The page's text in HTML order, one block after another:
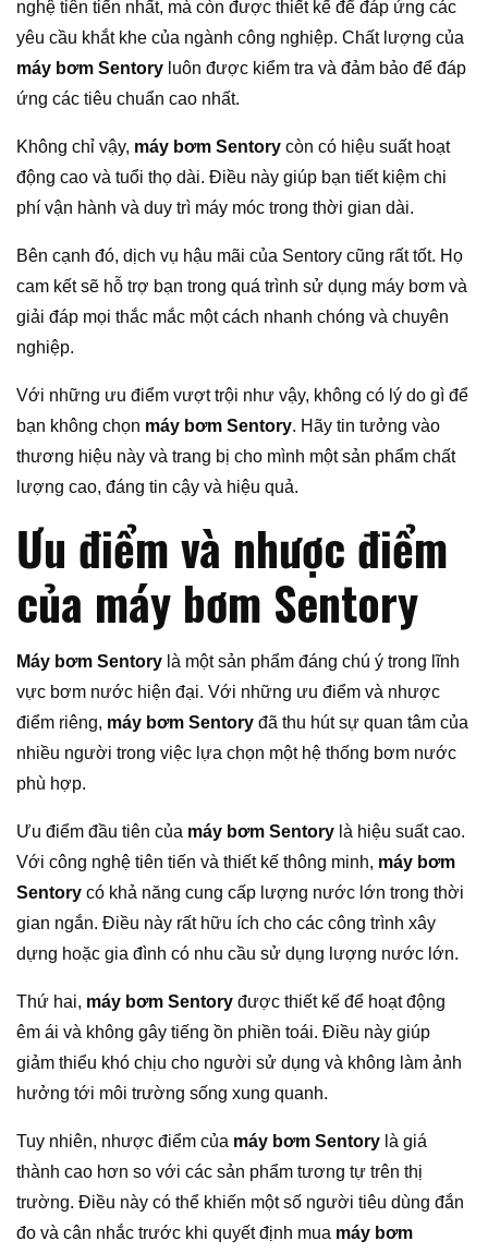
nghệ tiên tiến nhất, mà còn được thiết kế để đáp ứng các
yêu cầu khắt khe của ngành công nghiệp. Chất lượng của
máy bơm Sentory luôn được kiểm tra và đảm bảo để đáp
ứng các tiêu chuẩn cao nhất.
Không chỉ vậy, máy bơm Sentory còn có hiệu suất hoạt
động cao và tuổi thọ dài. Điều này giúp bạn tiết kiệm chi
phí vận hành và duy trì máy móc trong thời gian dài.
Bên cạnh đó, dịch vụ hậu mãi của Sentory cũng rất tốt. Họ
cam kết sẽ hỗ trợ bạn trong quá trình sử dụng máy bơm và
giải đáp mọi thắc mắc một cách nhanh chóng và chuyên
nghiệp.
Với những ưu điểm vượt trội như vậy, không có lý do gì để
bạn không chọn máy bơm Sentory. Hãy tin tưởng vào
thương hiệu này và trang bị cho mình một sản phẩm chất
lượng cao, đáng tin cậy và hiệu quả.
Ưu điểm và nhược điểm
của máy bơm Sentory
Máy bơm Sentory là một sản phẩm đáng chú ý trong lĩnh
vực bơm nước hiện đại. Với những ưu điểm và nhược
điểm riêng, máy bơm Sentory đã thu hút sự quan tâm của
nhiều người trong việc lựa chọn một hệ thống bơm nước
phù hợp.
Ưu điểm đầu tiên của máy bơm Sentory là hiệu suất cao.
Với công nghệ tiên tiến và thiết kế thông minh, máy bơm
Sentory có khả năng cung cấp lượng nước lớn trong thời
gian ngắn. Điều này rất hữu ích cho các công trình xây
dựng hoặc gia đình có nhu cầu sử dụng lượng nước lớn.
Thứ hai, máy bơm Sentory được thiết kế để hoạt động
êm ái và không gây tiếng ồn phiền toái. Điều này giúp
giảm thiểu khó chịu cho người sử dụng và không làm ảnh
hưởng tới môi trường sống xung quanh.
Tuy nhiên, nhược điểm của máy bơm Sentory là giá
thành cao hơn so với các sản phẩm tương tự trên thị
trường. Điều này có thể khiến một số người tiêu dùng đắn
đo và cân nhắc trước khi quyết định mua máy bơm